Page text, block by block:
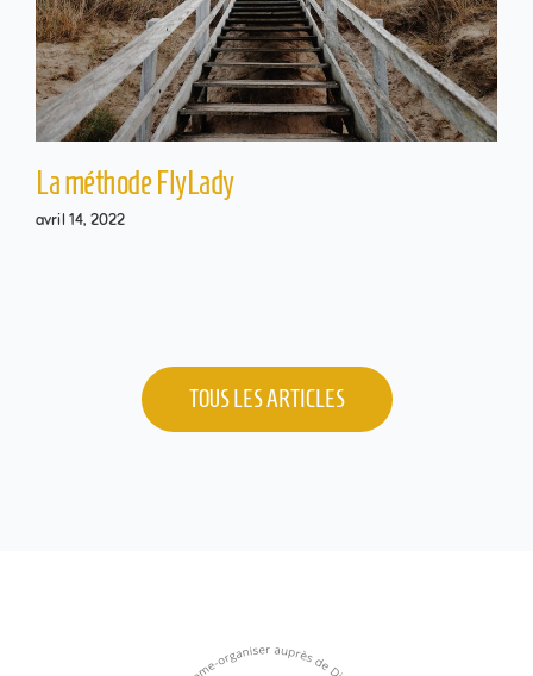
La méthode FlyLady
avril 14, 2022
TOUS LES ARTICLES